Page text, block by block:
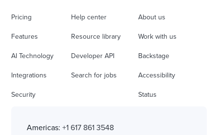
Pricing
Features
AI Technology
Integrations
Security
Help center
Resource library
Developer API
Search for jobs
About us
Work with us
Backstage
Accessibility
Status
Americas: +1 617 861 3548